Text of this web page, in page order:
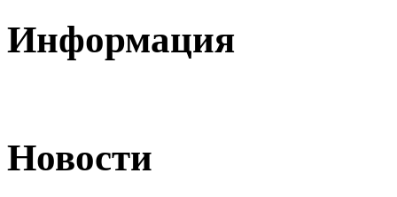
Информация
Новости